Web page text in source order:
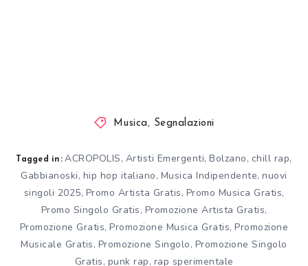
Musica , Segnalazioni
Tagged in: ACROPOLIS, Artisti Emergenti,Bolzano, chill rap,
Gabbianoski, hip hop italiano, Musica Indipendente,nuovi
singoli 2025, Promo Artista Gratis, Promo Musica Gratis,
Promo Singolo Gratis, Promozione Artista Gratis,
Promozione Gratis,Promozione Musica Gratis,Promozione
Musicale Gratis, Promozione Singolo, Promozione Singolo
Gratis, punk rap, rap sperimentale